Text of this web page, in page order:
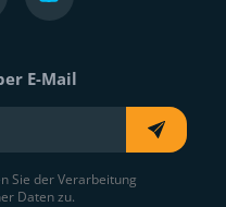
E-Mail
Sie der Verarbeitung
Daten zu.